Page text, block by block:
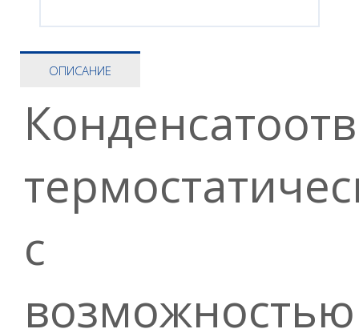
ОПИСАНИЕ
с
возможностью